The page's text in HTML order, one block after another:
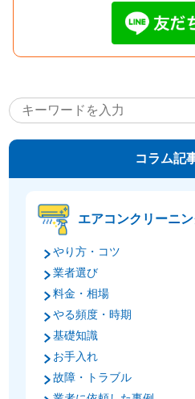
コラム記
エアコンクリーニ
やり方・コツ
業者選び
料金・相場
やる頻度・時期
基礎知識
お手入れ
故障・トラブル